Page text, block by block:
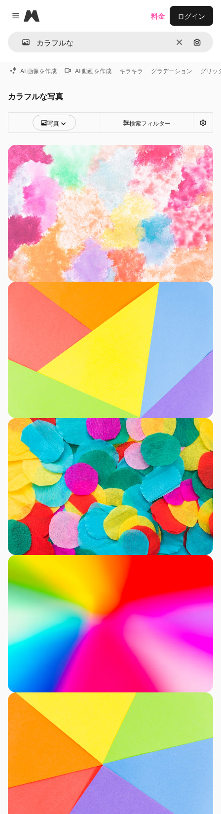
Close menu
Magnific
消去 画像で
料金 ログイン
AI 画像を作成 AI 動画を作成 キラキラ グラデーション グリッ
カラフルな写真
写真 検索フィルター